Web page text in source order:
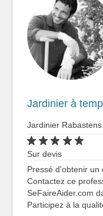
Jardinier à
Jardinier Rabastens
Sur devis
Pressé d'obtenir un
Contactez ce
SeFaireAider.com
Participez à la